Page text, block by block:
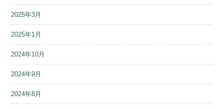
2025年3月
2025年1月
2024年10月
2024年9月
2024年8月